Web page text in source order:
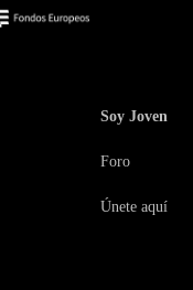
Soy Joven
Foro
Únete aquí